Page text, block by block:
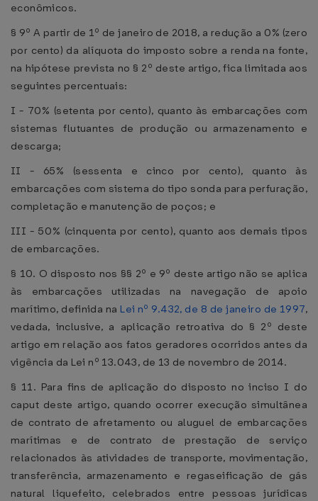
econômicos.
§ 9º A partir de 1º de janeiro de 2018, a redução a 0% (zero
por cento) da alíquota do imposto sobre a renda na fonte,
na hipótese prevista no § 2º deste artigo, fica limitada aos
seguintes percentuais:
I - 70% (setenta por cento), quanto às embarcações com
sistemas flutuantes de produção ou armazenamento e
descarga;
II - 65% (sessenta e cinco por cento), quanto às
embarcações com sistema do tipo sonda para perfuração,
completação e manutenção de poços; e
III - 50% (cinquenta por cento), quanto aos demais tipos
de embarcações.
§ 10. O disposto nos §§ 2º e 9º deste artigo não se aplica
às embarcações utilizadas na navegação de apoio
marítimo, definida na Lei nº 9.432, de 8 de janeiro de 1997,
vedada, inclusive, a aplicação retroativa do § 2º deste
artigo em relação aos fatos geradores ocorridos antes da
vigência da Lei nº 13.043, de 13 de novembro de 2014.
§ 11. Para fins de aplicação do disposto no inciso I do
caput deste artigo, quando ocorrer execução simultânea
de contrato de afretamento ou aluguel de embarcações
marítimas e de contrato de prestação de serviço
relacionados às atividades de transporte, movimentação,
transferência, armazenamento e regaseificação de gás
natural liquefeito, celebrados entre pessoas jurídicas